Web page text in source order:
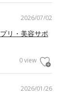
2026/07/02
リ・美容サポ
0 view
2026/01/26